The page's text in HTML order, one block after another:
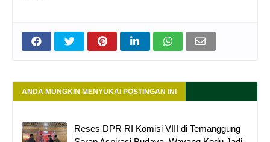
ANDA MUNGKIN MENYUKAI POSTINGAN INI
Reses DPR RI Komisi VIII di Temanggung